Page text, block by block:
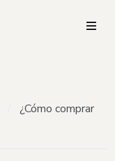
¿Cómo comprar